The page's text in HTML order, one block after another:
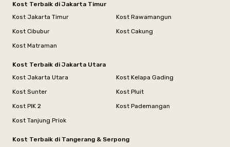
Kost Terbaik di Jakarta Timur
Kost Jakarta Timur
Kost Rawamangun
Kost Cibubur
Kost Cakung
Kost Matraman
Kost Terbaik di Jakarta Utara
Kost Jakarta Utara
Kost Kelapa Gading
Kost Sunter
Kost Pluit
Kost PIK 2
Kost Pademangan
Kost Tanjung Priok
Kost Terbaik di Tangerang & Serpong